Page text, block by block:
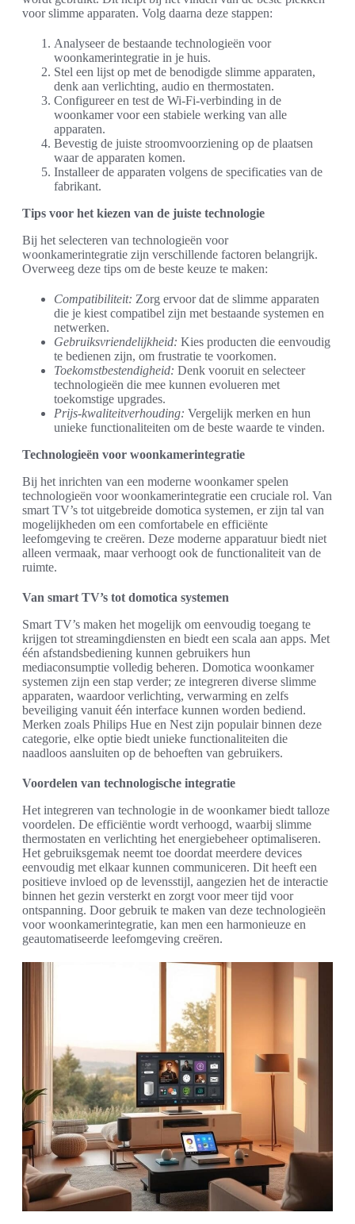
voor slimme apparaten. Volg daarna deze stappen:
Analyseer de bestaande technologieën voor
woonkamerintegratie in je huis.
Stel een lijst op met de benodigde slimme apparaten,
denk aan verlichting, audio en thermostaten.
Configureer en test de Wi-Fi-verbinding in de
woonkamer voor een stabiele werking van alle
apparaten.
Bevestig de juiste stroomvoorziening op de plaatsen
waar de apparaten komen.
Installeer de apparaten volgens de specificaties van de
fabrikant.
Tips voor het kiezen van de juiste technologie
Bij het selecteren van technologieën voor
woonkamerintegratie zijn verschillende factoren belangrijk.
Overweeg deze tips om de beste keuze te maken:
Compatibiliteit: Zorg ervoor dat de slimme apparaten
die je kiest compatibel zijn met bestaande systemen en
netwerken.
Gebruiksvriendelijkheid: Kies producten die eenvoudig
te bedienen zijn, om frustratie te voorkomen.
Toekomstbestendigheid: Denk vooruit en selecteer
technologieën die mee kunnen evolueren met
toekomstige upgrades.
Prijs-kwaliteitverhouding: Vergelijk merken en hun
unieke functionaliteiten om de beste waarde te vinden.
Technologieën voor woonkamerintegratie
Bij het inrichten van een moderne woonkamer spelen
technologieën voor woonkamerintegratie een cruciale rol. Van
smart TV’s tot uitgebreide domotica systemen, er zijn tal van
mogelijkheden om een comfortabele en efficiënte
leefomgeving te creëren. Deze moderne apparatuur biedt niet
alleen vermaak, maar verhoogt ook de functionaliteit van de
ruimte.
Van smart TV’s tot domotica systemen
Smart TV’s maken het mogelijk om eenvoudig toegang te
krijgen tot streamingdiensten en biedt een scala aan apps. Met
één afstandsbediening kunnen gebruikers hun
mediaconsumptie volledig beheren. Domotica woonkamer
systemen zijn een stap verder; ze integreren diverse slimme
apparaten, waardoor verlichting, verwarming en zelfs
beveiliging vanuit één interface kunnen worden bediend.
Merken zoals Philips Hue en Nest zijn populair binnen deze
categorie, elke optie biedt unieke functionaliteiten die
naadloos aansluiten op de behoeften van gebruikers.
Voordelen van technologische integratie
Het integreren van technologie in de woonkamer biedt talloze
voordelen. De efficiëntie wordt verhoogd, waarbij slimme
thermostaten en verlichting het energiebeheer optimaliseren.
Het gebruiksgemak neemt toe doordat meerdere devices
eenvoudig met elkaar kunnen communiceren. Dit heeft een
positieve invloed op de levensstijl, aangezien het de interactie
binnen het gezin versterkt en zorgt voor meer tijd voor
ontspanning. Door gebruik te maken van deze technologieën
voor woonkamerintegratie, kan men een harmonieuze en
geautomatiseerde leefomgeving creëren.